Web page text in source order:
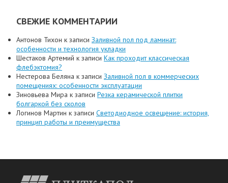
СВЕЖИЕ КОММЕНТАРИИ
Антонов Тихон к записи Заливной пол под ламинат:
особенности и технология укладки
Шестаков Артемий к записи Как проходит классическая
флебэктомия?
Нестерова Беляна к записи Заливной пол в коммерческих
помещениях: особенности эксплуатации
Зиновьева Мира к записи Резка керамической плитки
болгаркой без сколов
Логинов Мартин к записи Светодиодное освещение: история,
принцип работы и преимущества